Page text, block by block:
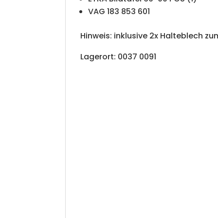
VAG 183 853 601
Hinweis: inklusive 2x Halteblech
Lagerort: 0037 0091